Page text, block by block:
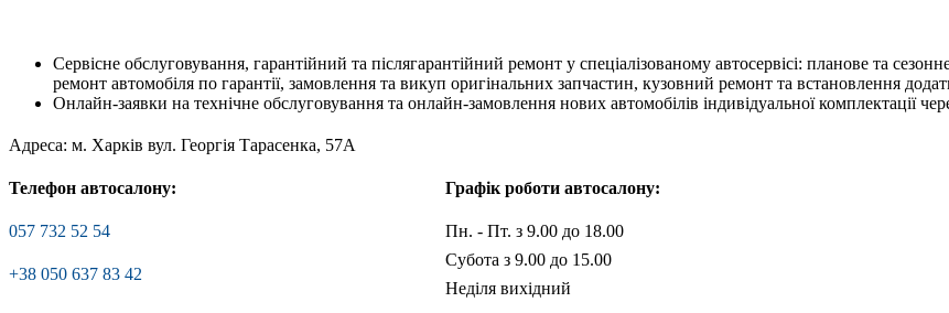
Сервісне обслуговування, гарантійний та післягарантійний ремонт у спеціалізованому автосервісі: планове та
ремонт автомобіля по гарантії, замовлення та викуп оригінальних запчастин, кузовний ремонт та встановлення
Онлайн-заявки на технічне обслуговування та онлайн-замовлення нових автомобілів індивідуальної комплектації
Адреса: м. Харків вул. Георгія Тарасенка, 57А
Телефон автосалону:
057 732 52 54
+38 050 637 83 42
Графік роботи автосалону:
Пн. - Пт. з 9.00 до 18.00
Субота з 9.00 до 15.00
Неділя вихідний